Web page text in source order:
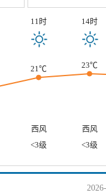
11时 14时
21℃ 23℃
西风 西风
<3级 <3级